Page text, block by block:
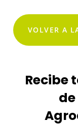
VOLVER A
Recibe